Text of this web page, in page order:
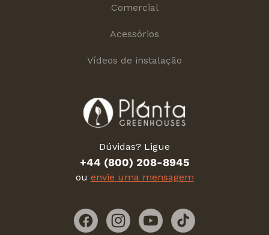
Comercial
Acessórios
Vídeos de instalação
Dúvidas? Ligue
+44 (800) 208-8945
ou envie uma mensagem
FacebookInstagramYouTubeTikTok